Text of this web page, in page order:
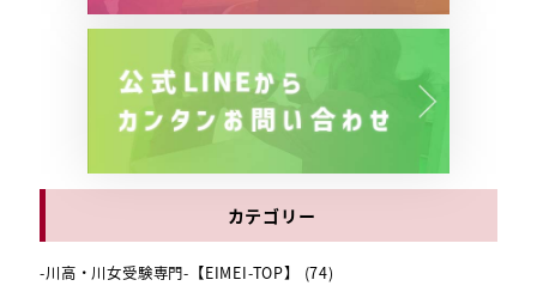
カテゴリー
-川高・川女受験専門-【EIMEI-TOP】
(74)